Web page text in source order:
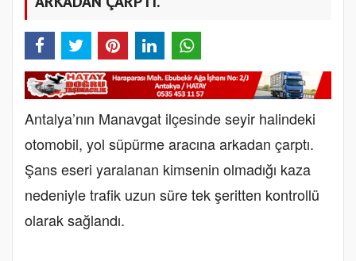
Antalya’nın Manavgat ilçesinde seyir halindeki
otomobil, yol süpürme aracına arkadan çarptı.
Şans eseri yaralanan kimsenin olmadığı kaza
nedeniyle trafik uzun süre tek şeritten kontrollü
olarak sağlandı.